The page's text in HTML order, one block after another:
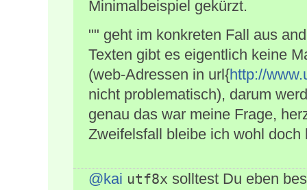
Minimalbeispiel gekürzt.
"" geht im konkreten Fall aus
Texten gibt es eigentlich keine
(web-Adressen in url{http://
nicht problematisch), darum
genau das war meine Frage,
Zweifelsfall bleibe ich wohl doch
@kai utf8x solltest Du eben